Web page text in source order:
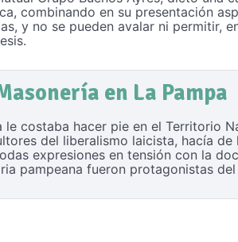
combinando en su presentación
y no se pueden avalar ni permitir,
en La Pampa
costaba hacer pie en el Territorio
del liberalismo laicista, hacía
expresiones en tensión con la
pampeana fueron protagonistas